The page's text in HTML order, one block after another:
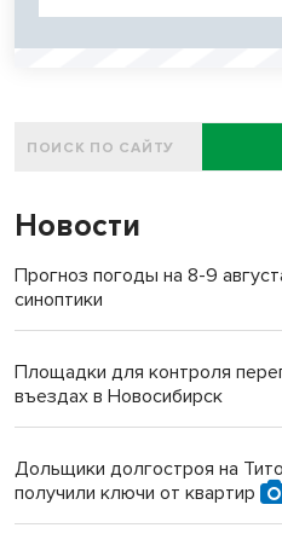
Новости
Прогноз погоды на 8-9
синоптики
Площадки для контроля
въездах в Новосибирск
Дольщики долгостроя на
получили ключи от квартир